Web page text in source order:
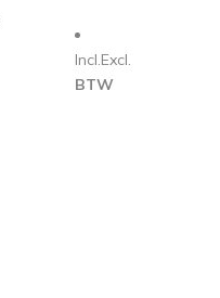
Incl.Excl.
BTW